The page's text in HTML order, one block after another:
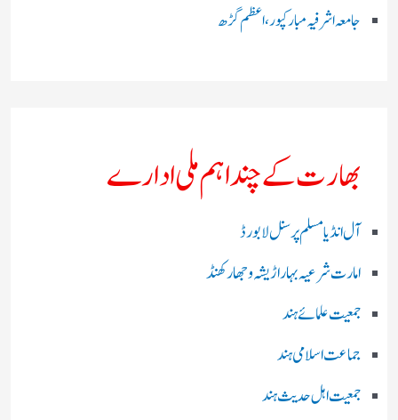
جامعہ اشرفیہ مبارکپور،اعظم گڑھ
بھارت کے چند اہم ملی ادارے
آل انڈیا مسلم پرسنل لا بورڈ
امارت شرعیہ بہار اڑیشہ و جھارکھنڈ
جمعیت علمائے ہند
جماعت اسلامی ہند
جمعیت اہل حدیث ہند